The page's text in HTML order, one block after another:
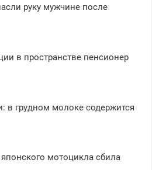
руку мужчине после
в пространстве пенсионер
в грудном молоке содержится
мотоцикла сбила